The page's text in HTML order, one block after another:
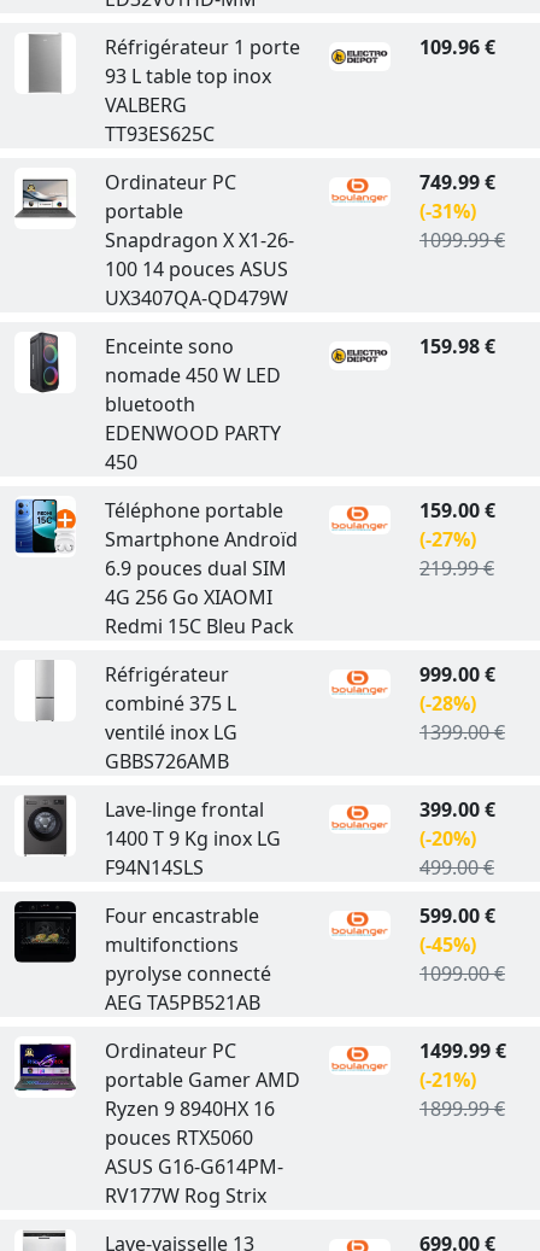
Réfrigérateur 1 porte
93 L table top inox
VALBERG
TT93ES625C
109.96 €
Ordinateur PC
portable
Snapdragon X X1-26-
100 14 pouces ASUS
UX3407QA-QD479W
749.99 €
(-31%)
1099.99 €
Enceinte sono
nomade 450 W LED
bluetooth
EDENWOOD PARTY
450
159.98 €
Téléphone portable
Smartphone Androïd
6.9 pouces dual SIM
4G 256 Go XIAOMI
Redmi 15C Bleu Pack
159.00 €
(-27%)
219.99 €
Réfrigérateur
combiné 375 L
ventilé inox LG
GBBS726AMB
999.00 €
(-28%)
1399.00 €
Lave-linge frontal
1400 T 9 Kg inox LG
F94N14SLS
399.00 €
(-20%)
499.00 €
Four encastrable
multifonctions
pyrolyse connecté
AEG TA5PB521AB
599.00 €
(-45%)
1099.00 €
Ordinateur PC
portable Gamer AMD
Ryzen 9 8940HX 16
pouces RTX5060
ASUS G16-G614PM-
RV177W Rog Strix
1499.99 €
(-21%)
1899.99 €
Lave-vaisselle 13
699.00 €